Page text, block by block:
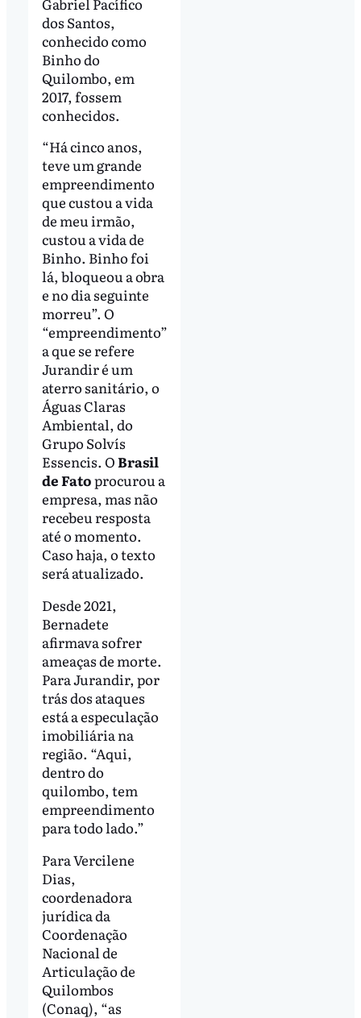
dos Santos,
conhecido como
Binho do
Quilombo, em
2017, fossem
conhecidos.
“Há cinco anos,
teve um grande
empreendimento
que custou a vida
de meu irmão,
custou a vida de
Binho. Binho foi
lá, bloqueou a obra
e no dia seguinte
morreu”. O
“empreendimento”
a que se refere
Jurandir é um
aterro sanitário, o
Águas Claras
Ambiental, do
Grupo Solvís
Essencis. OBrasil
de Fatoprocurou a
empresa, mas não
recebeu resposta
até o momento.
Caso haja, o texto
será atualizado.
Desde 2021,
Bernadete
afirmava sofrer
ameaças de morte.
Para Jurandir, por
trás dos ataques
está a especulação
imobiliária na
região. “Aqui,
dentro do
quilombo, tem
empreendimento
para todo lado.”
Para Vercilene
Dias,
coordenadora
jurídica da
Coordenação
Nacional de
Articulação de
Quilombos
(Conaq), “as